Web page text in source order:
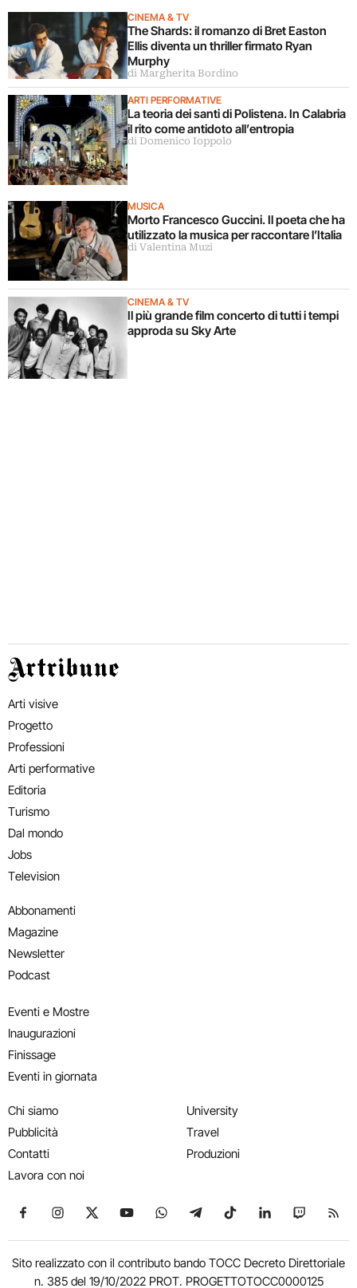
CINEMA & TV
The Shards: il romanzo di Bret Easton
Ellis diventa un thriller firmato Ryan
Murphy
di Margherita Bordino
ARTI PERFORMATIVE
La teoria dei santi di Polistena. In Calabria
il rito come antidoto all’entropia
di Domenico Ioppolo
MUSICA
Morto Francesco Guccini. Il poeta che ha
utilizzato la musica per raccontare l’Italia
di Valentina Muzi
CINEMA & TV
Il più grande film concerto di tutti i tempi
approda su Sky Arte
Artribune
Arti visive
Progetto
Professioni
Arti performative
Editoria
Turismo
Dal mondo
Jobs
Television
Abbonamenti
Magazine
Newsletter
Podcast
Eventi e Mostre
Inaugurazioni
Finissage
Eventi in giornata
Chi siamo
Pubblicità
Contatti
Lavora con noi
University
Travel
Produzioni
Seguici su Facebook
Seguici su Instagram
Seguici su X
Seguici su YouTube
Seguici su WhatsApp
Seguici su Telegram
Seguici su TikTok
Seguici su
Seguici
Sito realizzato con il contributo bando TOCC Decreto Direttoriale
n. 385 del 19/10/2022 PROT. PROGETTOTOCC0000125